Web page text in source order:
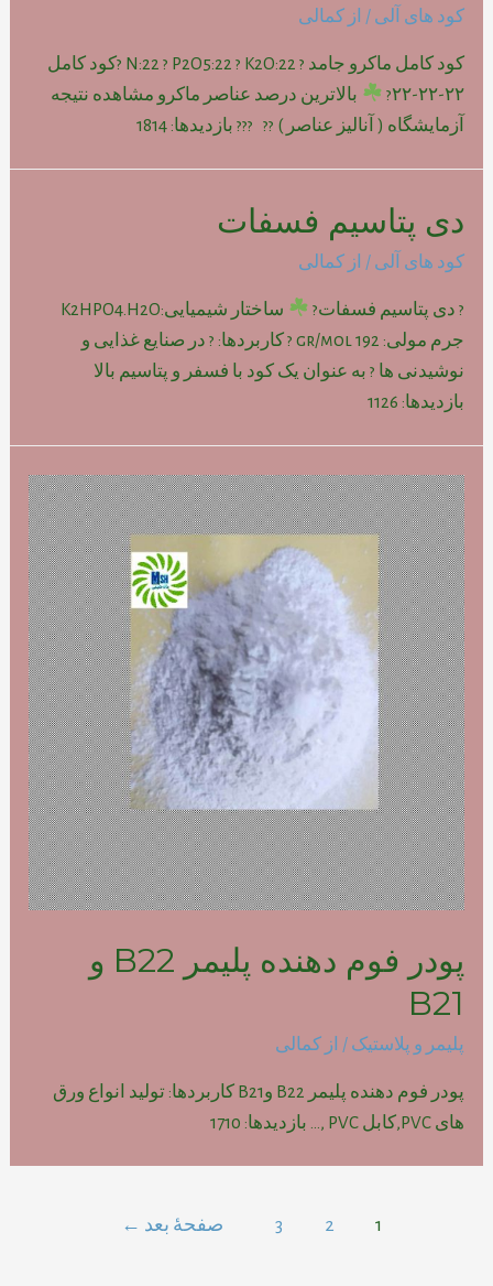
کود های آلی / از کمالی
کود کامل ماکرو جامد ? N:22 ? P2O5:22 ? K2O:22 ?کود کامل
۲۲-۲۲-۲۲?
بالاترین درصد عناصر ماکرو مشاهده نتیجه
آزمایشگاه ( آنالیز عناصر ) ?? ??? بازدیدها: 1814
دی پتاسیم فسفات
کود های آلی / از کمالی
? دی پتاسیم فسفات?
ساختار شیمیایی:K2HPO4.H2O
جرم مولی: gr/mol 192 ? کاربردها: ? در صنایع غذایی و
نوشیدنی ها ? به عنوان یک کود با فسفر و پتاسیم بالا
بازدیدها: 1126
پودر فوم دهنده پلیمر B22 و
B21
پلیمر و پلاستیک / از کمالی
پودر فوم دهنده پلیمر B22 وB21 کاربردها: تولید انواع ورق
های PVC,کابل PVC ,… بازدیدها: 1710
1
2
3 صفحهٔ بعد ←